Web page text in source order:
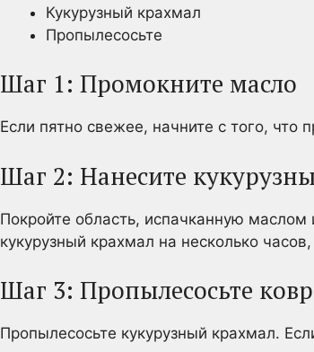
Кукурузный крахмал
Пропылесосьте
Шаг 1: Промокните масло
Если пятно свежее, начните с того,
Шаг 2: Нанесите
Покройте область, испачканную
кукурузный крахмал на несколько
Шаг 3: Пропылесосьте
Пропылесосьте кукурузный крахмал.